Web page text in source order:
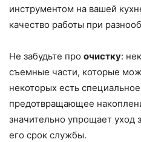
инструментом на вашей
качество работы при
Не забудьте про очистку:
съемные части, которые
некоторых есть
предотвращающее
значительно упрощает уход
его срок службы.